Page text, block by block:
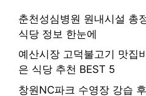
춘천성심병원 원내시설 총
식당 정보 한눈에
예산시장 고덕불고기 맛집
은 식당 추천 BEST 5
창원NC파크 수영장 강습